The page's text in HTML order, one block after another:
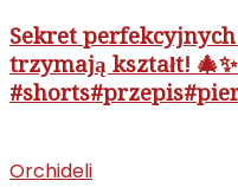
Sekret
trzymają kształt!
Orchideli